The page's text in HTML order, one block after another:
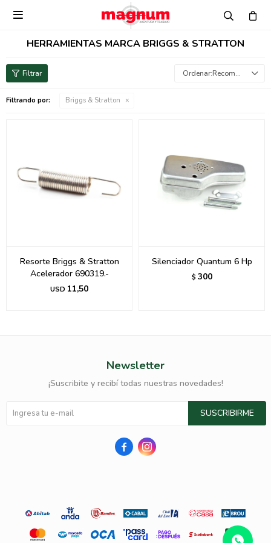

HERRAMIENTAS MARCA BRIGGS & STRATTON
Recomendados
Filtrando por: Briggs & Stratton
Resorte Briggs & Stratton
Acelerador 690319.-
USD 11,50
Silenciador Quantum 6 Hp
$ 300
Newsletter
¡Suscribite y recibí todas nuestras novedades!
SUSCRIBIRME
 